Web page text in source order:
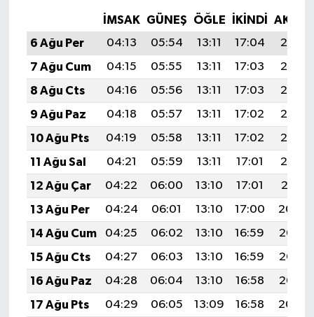
İMSAK GÜNEŞ ÖĞLE İKINDI
6 Ağu Per
04:13 05:54 13:11 17:04
20:18
7 Ağu Cum
04:15 05:55 13:11 17:03
20:17
8 Ağu Cts
04:16 05:56 13:11 17:03
20:16
9 Ağu Paz
04:18 05:57 13:11 17:02
20:15
10 Ağu Pts
04:19 05:58 13:11 17:02
20:13
11 Ağu Sal
04:21 05:59 13:11 17:01
20:12
12 Ağu Çar
04:22 06:00 13:10 17:01
20:11
13 Ağu Per
04:24 06:01 13:10 17:00
20:09
14 Ağu Cum
04:25 06:02 13:10 16:59
20:08
15 Ağu Cts
04:27 06:03 13:10 16:59
20:07
16 Ağu Paz
04:28 06:04 13:10 16:58
20:05
17 Ağu Pts
04:29 06:05 13:09 16:58
20:04